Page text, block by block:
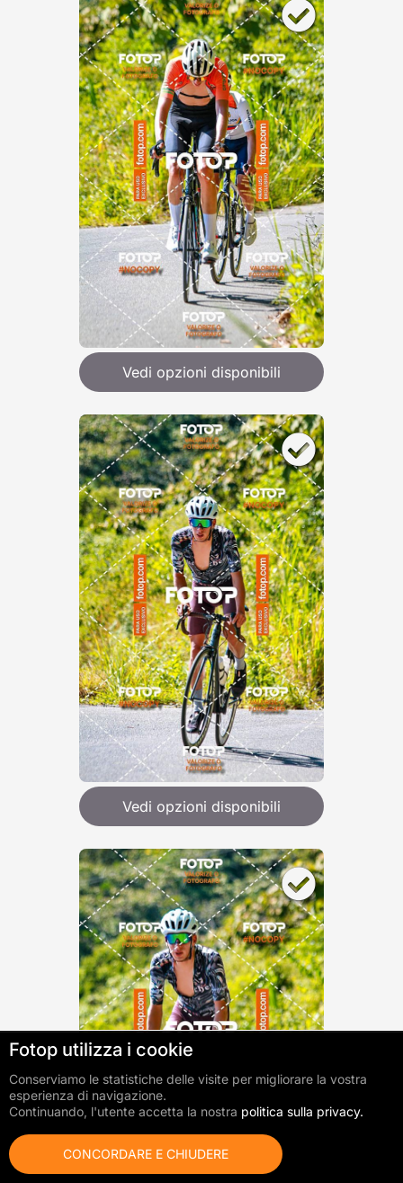
Vedi opzioni disponibili
Vedi opzioni disponibili
0foto aggiunte
Totale:
Fotop utilizza i cookie
Conserviamo le statistiche delle visite per migliorare la vostra
esperienza di navigazione.
Continuando, l'utente accetta la nostra politica sulla privacy.
CONCORDARE E CHIUDERE